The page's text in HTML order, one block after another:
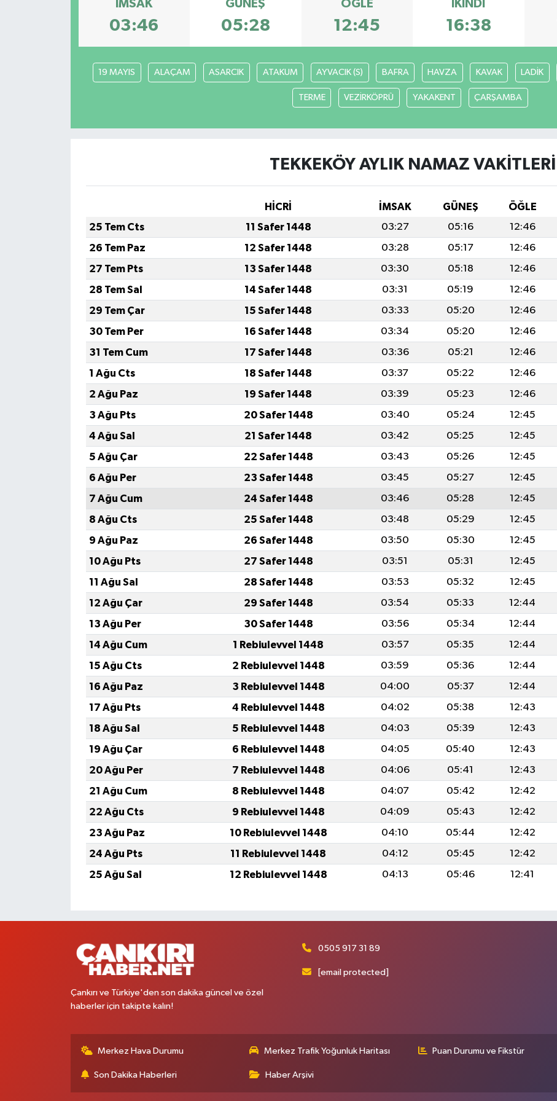
İMSAK
03:46
GÜNEŞ
05:28
ÖĞLE
12:45
İKINDI
16:38
19 MAYIS ALAÇAM ASARCIK ATAKUM AYVACIK (S) BAFRA HAVZA KAVAK LADİK
TERME VEZİRKÖPRÜ YAKAKENT ÇARŞAMBA
TEKKEKÖY AYLIK NAMAZ VAKITLERI
HİCRİ İMSAK GÜNEŞ ÖĞLE
25 Tem Cts
11 Safer 1448 03:27 05:16 12:46
26 Tem Paz
12 Safer 1448 03:28 05:17 12:46
27 Tem Pts
13 Safer 1448 03:30 05:18 12:46
28 Tem Sal
14 Safer 1448 03:31 05:19 12:46
29 Tem Çar
15 Safer 1448 03:33 05:20 12:46
30 Tem Per
16 Safer 1448 03:34 05:20 12:46
31 Tem Cum
17 Safer 1448 03:36 05:21 12:46
1 Ağu Cts
18 Safer 1448 03:37 05:22 12:46
2 Ağu Paz
19 Safer 1448 03:39 05:23 12:46
3 Ağu Pts
20 Safer 1448 03:40 05:24 12:45
4 Ağu Sal
21 Safer 1448 03:42 05:25 12:45
5 Ağu Çar
22 Safer 1448 03:43 05:26 12:45
6 Ağu Per
23 Safer 1448 03:45 05:27 12:45
7 Ağu Cum
24 Safer 1448 03:46 05:28 12:45
8 Ağu Cts
25 Safer 1448 03:48 05:29 12:45
9 Ağu Paz
26 Safer 1448 03:50 05:30 12:45
10 Ağu Pts
27 Safer 1448 03:51 05:31 12:45
11 Ağu Sal
28 Safer 1448 03:53 05:32 12:45
12 Ağu Çar
29 Safer 1448 03:54 05:33 12:44
13 Ağu Per
30 Safer 1448 03:56 05:34 12:44
14 Ağu Cum
1 Rebiulevvel 1448 03:57 05:35 12:44
15 Ağu Cts
2 Rebiulevvel 1448 03:59 05:36 12:44
16 Ağu Paz
3 Rebiulevvel 1448 04:00 05:37 12:44
17 Ağu Pts
4 Rebiulevvel 1448 04:02 05:38 12:43
18 Ağu Sal
5 Rebiulevvel 1448 04:03 05:39 12:43
19 Ağu Çar
6 Rebiulevvel 1448 04:05 05:40 12:43
20 Ağu Per
7 Rebiulevvel 1448 04:06 05:41 12:43
21 Ağu Cum
8 Rebiulevvel 1448 04:07 05:42 12:42
22 Ağu Cts
9 Rebiulevvel 1448 04:09 05:43 12:42
23 Ağu Paz
10 Rebiulevvel 1448 04:10 05:44 12:42
24 Ağu Pts
11 Rebiulevvel 1448 04:12 05:45 12:42
25 Ağu Sal
12 Rebiulevvel 1448 04:13 05:46 12:41
Çankırı ve Türkiye'den son dakika güncel ve özel
haberler için takipte kalın!
0505 917 31 89
[email protected]
Merkez Hava Durumu Merkez Trafik Yoğunluk Haritası Puan Durumu ve Fikstür
Son Dakika Haberleri Haber Arşivi